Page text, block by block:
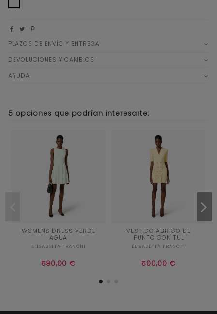
PLAZOS DE ENVÍO Y ENTREGA
DEVOLUCIONES Y CAMBIOS
AYUDA
5 opciones que podrían interesarte:
WOMENS DRESS VERDE
AGUA
ELISABETTA FRANCHI
580,00 €
VERDE AGUA
Añadir al carrito
VESTIDO ABRIGO DE
PUNTO CON TUL
ELISABETTA FRANCHI
500,00 €
CRUDO
Añadir al carrito